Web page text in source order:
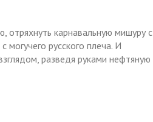
отряхнуть карнавальную мишуру с
русского плеча. И
разведя руками нефтяную